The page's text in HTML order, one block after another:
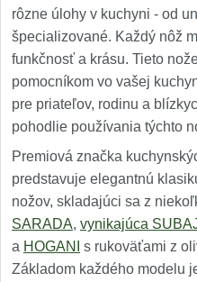
rôzne úlohy v kuchyni - od
špecializované. Každý nôž
funkčnosť a krásu. Tieto
pomocníkom vo vašej
pre priateľov, rodinu a
pohodlie používania týchto
Premiová značka
predstavuje elegantnú
nožov, skladajúci sa z
SARADA, vynikajúca
a HOGANI
s rukoväťami z
Základom každého modelu